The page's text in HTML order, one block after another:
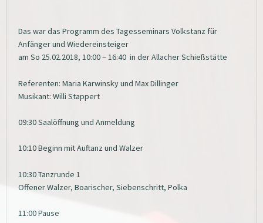
Das war das Programm des Tagesseminars Volkstanz für
Anfänger und Wiedereinsteiger
am So 25.02.2018, 10:00 – 16:40 in der Allacher Schießstätte
Referenten: Maria Karwinsky und Max Dillinger
Musikant: Willi Stappert
09:30 Saalöffnung und Anmeldung
10:10 Beginn mit Auftanz und Walzer
10:30 Tanzrunde 1
Offener Walzer, Boarischer, Siebenschritt, Polka
11:00 Pause